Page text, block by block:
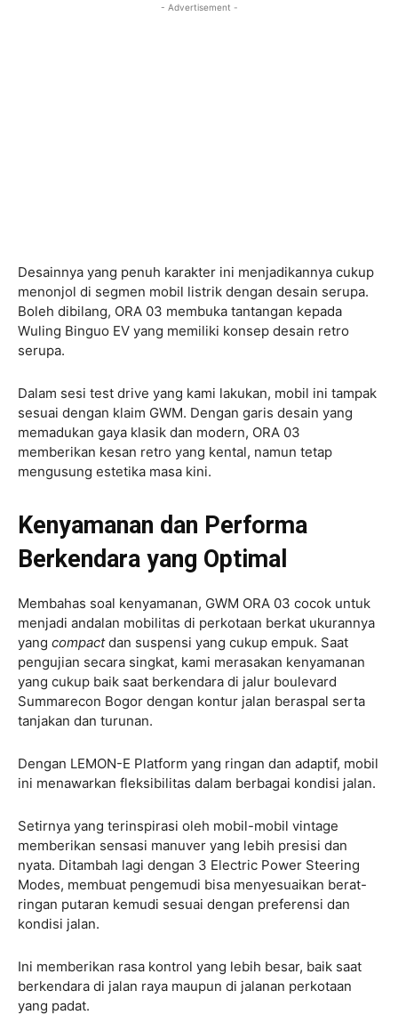
- Advertisement -
Desainnya yang penuh karakter ini menjadikannya cukup
menonjol di segmen mobil listrik dengan desain serupa.
Boleh dibilang, ORA 03 membuka tantangan kepada
Wuling Binguo EV yang memiliki konsep desain retro
serupa.
Dalam sesi test drive yang kami lakukan, mobil ini tampak
sesuai dengan klaim GWM. Dengan garis desain yang
memadukan gaya klasik dan modern, ORA 03
memberikan kesan retro yang kental, namun tetap
mengusung estetika masa kini.
Kenyamanan dan Performa
Berkendara yang Optimal
Membahas soal kenyamanan, GWM ORA 03 cocok untuk
menjadi andalan mobilitas di perkotaan berkat ukurannya
yang compactdan suspensi yang cukup empuk. Saat
pengujian secara singkat, kami merasakan kenyamanan
yang cukup baik saat berkendara di jalur boulevard
Summarecon Bogor dengan kontur jalan beraspal serta
tanjakan dan turunan.
Dengan LEMON-E Platform yang ringan dan adaptif, mobil
ini menawarkan fleksibilitas dalam berbagai kondisi jalan.
Setirnya yang terinspirasi oleh mobil-mobil vintage
memberikan sensasi manuver yang lebih presisi dan
nyata. Ditambah lagi dengan 3 Electric Power Steering
Modes, membuat pengemudi bisa menyesuaikan berat-
ringan putaran kemudi sesuai dengan preferensi dan
kondisi jalan.
Ini memberikan rasa kontrol yang lebih besar, baik saat
berkendara di jalan raya maupun di jalanan perkotaan
yang padat.